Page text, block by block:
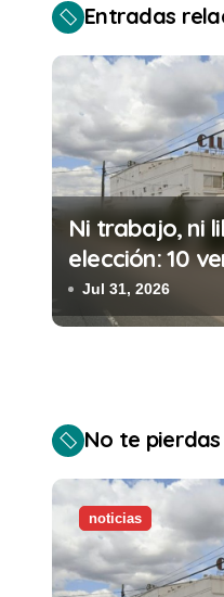
e
a
c
i
ó
n
e
n
t
r
Entradas
Ni trabajo, ni
elección: 10
urgentes sobre
abolición de la
Jul 31, 2026
No te
noticias